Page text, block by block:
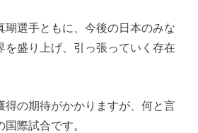
瑚選手ともに、今後の日本のみな
を盛り上げ、引っ張っていく存在
得の期待がかかりますが、何と言
際試合です。